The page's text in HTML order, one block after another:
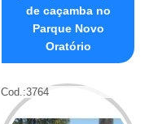
de caçamba no
Parque Novo
Oratório
Cod.:3764